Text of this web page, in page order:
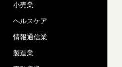
小売業
ヘルスケア
情報通信業
製造業